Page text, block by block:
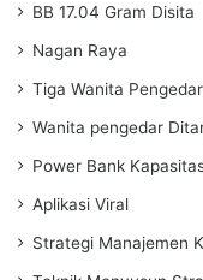
BB 17.04 Gram Disita
Nagan Raya
Tiga Wanita
Wanita pengedar
Power Bank
Aplikasi Viral
Strategi Manajemen